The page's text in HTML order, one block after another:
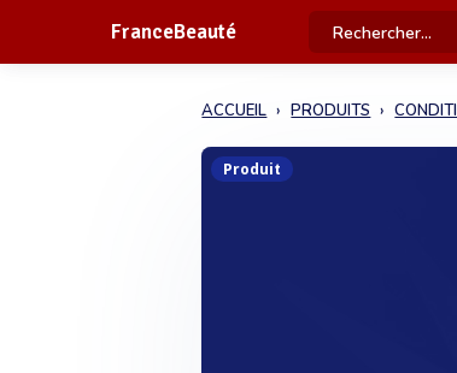
FranceBeauté
ACCUEIL PRODUITS
Produit